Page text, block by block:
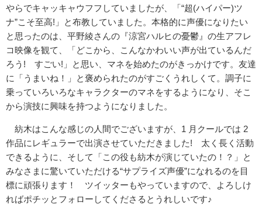
やらでキャッキャウフフしていましたが、「“超(ハイパー)ツ
ナ”こそ至高!」と布教していました。本格的に声優になりたい
と思ったのは、平野綾さんの『涼宮ハルヒの憂鬱』の生アフレ
コ映像を観て、「どこから、こんなかわいい声が出ているんだ
ろう! すごい!」と思い、マネを始めたのがきっかけです。友達
に「うまいね！」と褒められたのがすごくうれしくて。調子に
乗っていろいろなキャラクターのマネをするようになり、そこ
から演技に興味を持つようになりました。
紡木はこんな感じの人間でございますが、1 月クールでは 2
作品にレギュラーで出演させていただきました! 太く長く活動
できるように、そして「この役も紡木が演じていたの！？」と
みなさまに驚いていただける“サプライズ声優”になれるのを目
標に頑張ります！ ツイッターもやっていますので、よろしけ
ればポチッとフォローしてくださるとうれしいです♪